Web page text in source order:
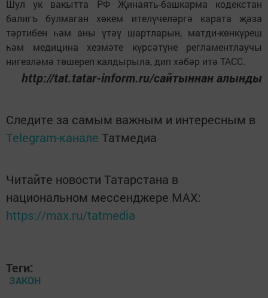
Шул ук вакытта РФ Җинаять-башкарма кодекстан
балигъ булмаган хөкем ителүчеләргә карата җәза
тәртибен һәм аны үтәү шартларын, матди-көнкүреш
һәм медицина хезмәте күрсәтүне регламентлаучы
нигезләмә төшереп калдырыла, дип хәбәр итә ТАСС.
http://tat.tatar-inform.ru/сайтыннан алынды
Следите за самым важным и интересным в
Telegram-канале Татмедиа
Читайте новости Татарстана в
национальном мессенджере MАХ:
https://max.ru/tatmedia
Теги:
ЗАКОН